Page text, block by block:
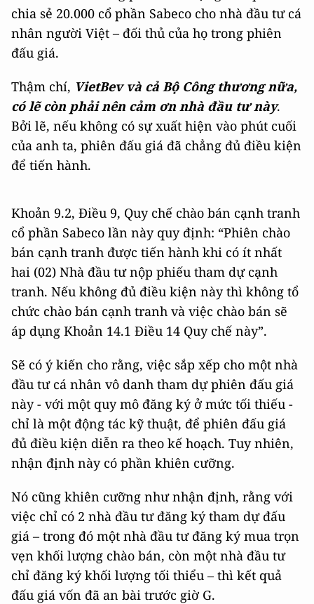
chia sẻ 20.000 cổ phần Sabeco cho nhà đầu tư cá
nhân người Việt – đối thủ của họ trong phiên
đấu giá.
Thậm chí, VietBev và cả Bộ Công thương nữa,
có lẽ còn phải nên cảm ơn nhà đầu tư này.
Bởi lẽ, nếu không có sự xuất hiện vào phút cuối
của anh ta, phiên đấu giá đã chẳng đủ điều kiện
để tiến hành.
Khoản 9.2, Điều 9, Quy chế chào bán cạnh tranh
cổ phần Sabeco lần này quy định: “Phiên chào
bán cạnh tranh được tiến hành khi có ít nhất
hai (02) Nhà đầu tư nộp phiếu tham dự cạnh
tranh. Nếu không đủ điều kiện này thì không tổ
chức chào bán cạnh tranh và việc chào bán sẽ
áp dụng Khoản 14.1 Điều 14 Quy chế này”.
Sẽ có ý kiến cho rằng, việc sắp xếp cho một nhà
đầu tư cá nhân vô danh tham dự phiên đấu giá
này - với một quy mô đăng ký ở mức tối thiếu -
chỉ là một động tác kỹ thuật, để phiên đấu giá
đủ điều kiện diễn ra theo kế hoạch. Tuy nhiên,
nhận định này có phần khiên cưỡng.
Nó cũng khiên cưỡng như nhận định, rằng với
việc chỉ có 2 nhà đầu tư đăng ký tham dự đấu
giá – trong đó một nhà đầu tư đăng ký mua trọn
vẹn khối lượng chào bán, còn một nhà đầu tư
chỉ đăng ký khối lượng tối thiểu – thì kết quả
đấu giá vốn đã an bài trước giờ G.